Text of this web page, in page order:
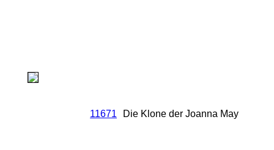
11671 Die Klone der Joanna May